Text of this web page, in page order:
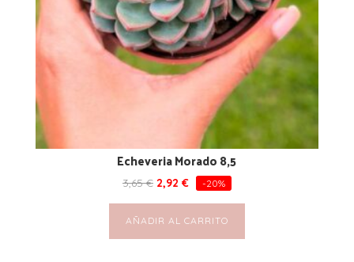
Echeveria Morado 8,5
3,65€ 2,92 € -20%
AÑADIR AL CARRITO